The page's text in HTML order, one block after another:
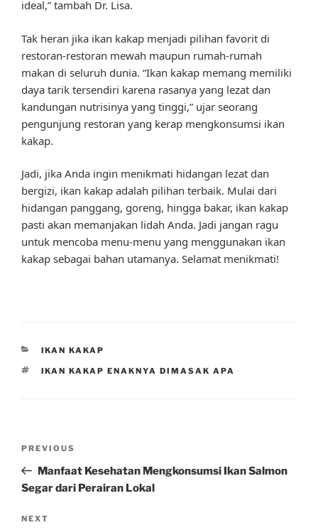
ideal,” tambah Dr. Lisa.
Tak heran jika ikan kakap menjadi pilihan favorit di
restoran-restoran mewah maupun rumah-rumah
makan di seluruh dunia. “Ikan kakap memang memiliki
daya tarik tersendiri karena rasanya yang lezat dan
kandungan nutrisinya yang tinggi,” ujar seorang
pengunjung restoran yang kerap mengkonsumsi ikan
kakap.
Jadi, jika Anda ingin menikmati hidangan lezat dan
bergizi, ikan kakap adalah pilihan terbaik. Mulai dari
hidangan panggang, goreng, hingga bakar, ikan kakap
pasti akan memanjakan lidah Anda. Jadi jangan ragu
untuk mencoba menu-menu yang menggunakan ikan
kakap sebagai bahan utamanya. Selamat menikmati!
CATEGORIES
IKAN KAKAP
TAGS
IKAN KAKAP ENAKNYA DIMASAK APA
Previous
Post
PREVIOUS
Manfaat Kesehatan Mengkonsumsi Ikan Salmon
Segar dari Perairan Lokal
Next
NEXT